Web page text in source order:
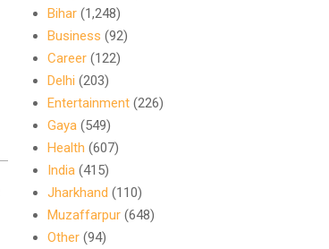
Bihar(1,248)
Business (92)
Career(122)
Delhi (203)
Entertainment(226)
Gaya(549)
Health (607)
India(415)
Jharkhand (110)
Muzaffarpur(648)
Other(94)